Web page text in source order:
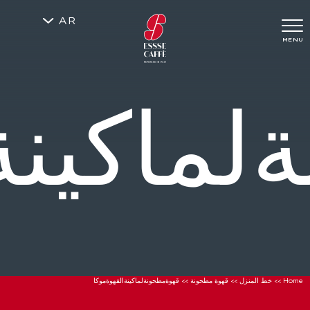
MENU
AR
Home
>> خط المنزل >> قهوة مطحونة >> قهوةمطحونةلماكينةالقهوةموكا